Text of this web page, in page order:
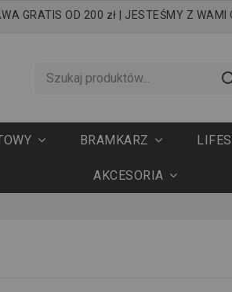
GRATIS OD 200 zł | JESTEŚMY Z WAMI
BRAMKARZ
AKCESORIA